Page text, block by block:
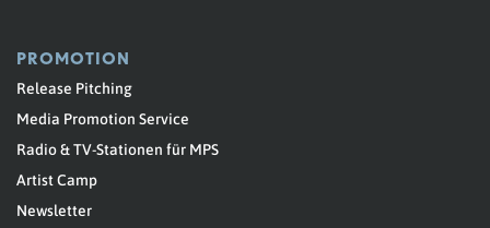
PROMOTION
Release Pitching
Media Promotion Service
Radio & TV-Stationen für MPS
Artist Camp
Newsletter